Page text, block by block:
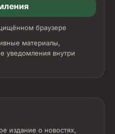
браузере
материалы,
уведомления внутри
издание о новостях,